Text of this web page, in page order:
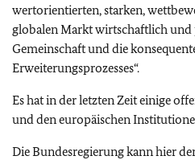
wertorientierten, starken,
globalen Markt wirtschaftlich
Gemeinschaft und die
Erweiterungsprozesses“.
Es hat in der letzten Zeit einige
und den europäischen
Die Bundesregierung kann hier